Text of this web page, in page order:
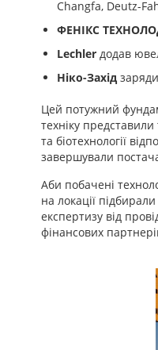
Changfa, Deutz-
ФЕНІКС
Lechler додав
Ніко-Захід
Цей потужний
техніку представили
та біотехнології
завершували
Аби побачені
на локації
експертизу від
фінансових